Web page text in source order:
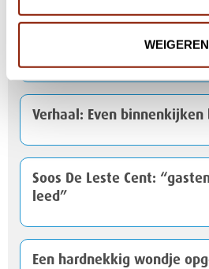
WEIGEREN
door Stichting Erato
Verhaal: Even
Soos De Leste Cent:
leed”
Een hardnekkig wondje